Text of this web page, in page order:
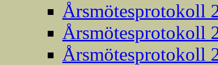
Årsmötesprotokoll
Årsmötesprotokoll
Årsmötesprotokoll